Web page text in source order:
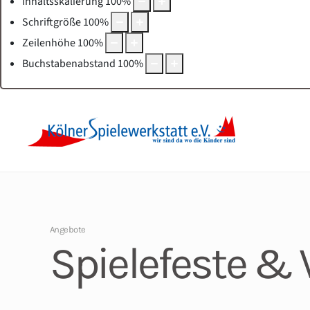
Schriftgröße100%
Zeilenhöhe100%
Buchstabenabstand 100%
Angebote
Spielefeste &